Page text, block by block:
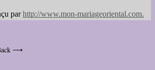
parhttp://www.mon-mariageoriental.com.
⟶